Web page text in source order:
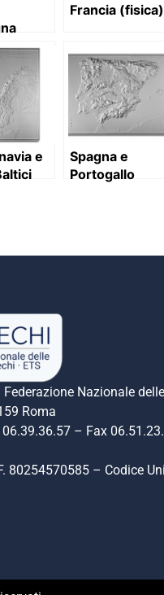
Francia (fisica)
e
Spagna e
Portogallo
Nazionale
Roma
– Fax
80254570585 – Codice